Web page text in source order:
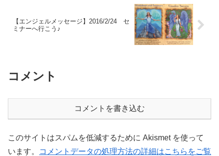
【エンジェルメッセージ】2016/2/24 セ
ミナーへ行こう♪
コメント
コメントを書き込む
このサイトはスパムを低減するために Akismet を使って
います。
コメントデータの処理方法の詳細はこちらをご覧